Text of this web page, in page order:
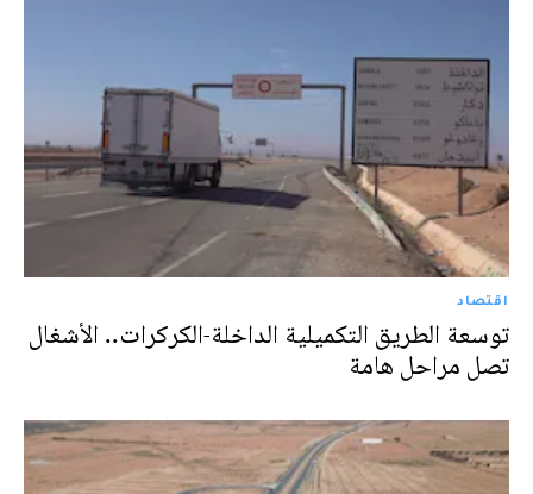
اقتصاد
توسعة الطريق التكميلية الداخلة-الكركرات.. الأشغال
تصل مراحل هامة